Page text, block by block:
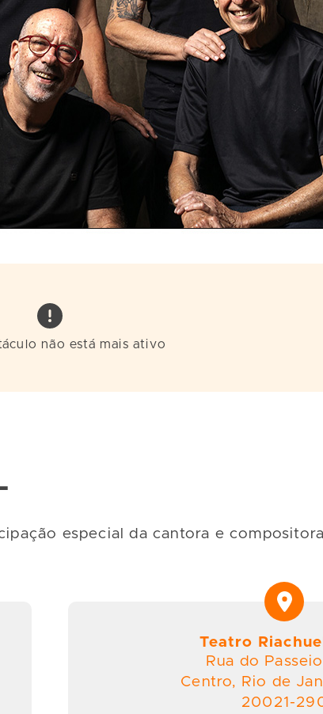
não está mais ativo
especial da cantora e
Teatro
Rua do Passeio
Centro, Rio de
20021-